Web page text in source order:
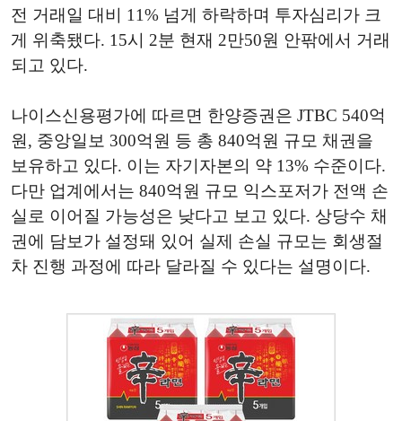
전 거래일 대비 11% 넘게 하락하며 투자심리가 크
게 위축됐다. 15시 2분 현재 2만50원 안팎에서 거래
되고 있다.
나이스신용평가에 따르면 한양증권은 JTBC 540억
원, 중앙일보 300억원 등 총 840억원 규모 채권을
보유하고 있다. 이는 자기자본의 약 13% 수준이다.
다만 업계에서는 840억원 규모 익스포저가 전액 손
실로 이어질 가능성은 낮다고 보고 있다. 상당수 채
권에 담보가 설정돼 있어 실제 손실 규모는 회생절
차 진행 과정에 따라 달라질 수 있다는 설명이다.